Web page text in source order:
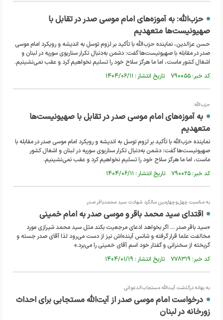
حزب‌الله: به آموزه‌های امام موسی صدر در تقابل با
صهیونیست‌ها متعهدیم
حسن عزالدین، نماینده حزب‌الله با تأکید بر لزوم توسل به اندیشه و رویکرد امام موسی
صدر در مقابله با صهیونیست‌ها گفت: دشمن به‌دنبال تکرار سناریوی سوریه در لبنان و
اشغال کشور ماست، اما ما هرگز سلاح خود را تسلیم نخواهیم کرد و عقب نمی‌نشینیم.
کد خبر: ۷۹۰۰۵۵ تاریخ انتشار : ۱۴۰۴/۰۶/۱۱
حزب‌الله:
به آموزه‌های امام موسی صدر در تقابل با صهیونیست‌ها
متعهدیم
نماینده حزب‌الله با تأکید بر لزوم توسل به اندیشه و رویکرد امام موسی صدر در مقابله با
صهیونیست‌ها گفت: دشمن به‌دنبال تکرار سناریوی سوریه در لبنان و اشغال کشور
ماست، اما ما هرگز سلاح خود را تسلیم نخواهیم کرد و عقب نمی‌نشینیم.
کد خبر: ۷۹۰۰۲۵ تاریخ انتشار : ۱۴۰۴/۰۶/۱۱
به مناسبت چهل‌و‌چهارمین سالگرد شهادت سید محمدباقر صدر
اقتدای سید محمد باقر و موسی صدر به امام خمینی
«سید باقر صدر ... اگر بخواهد ادعای مرجعیت بکند مثل سید محمد شیرازی مورد
مخالفت علما قرار گرفته و شانس آینده‌اش نیز از دست می‌رود لذا آقای صدر جسته و
گریخته از سخنرانی و گفتار خود اسم آقای خمینی را می‌برد.»
کد خبر: ۷۷۸۳۱۹ تاریخ انتشار : ۱۴۰۴/۰۱/۱۹
به‌ بهانه درگذشت آیت‌الله مستجاب‌الدعواتی
درخواست امام موسی صدر از آیت‌الله مستجابی برای احداث
زورخانه در لبنان